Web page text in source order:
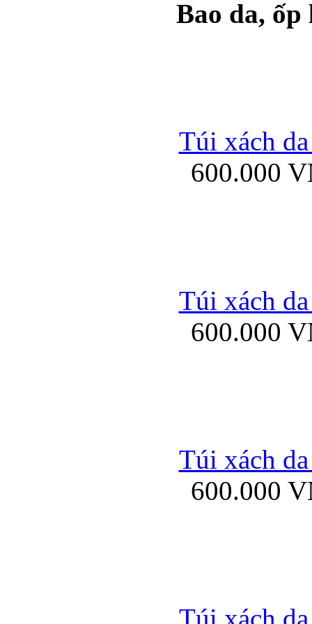
Ốp lưng silicon
Ốp lưng Samsung
Ốp lưng
Bao da,
Túi xách
600.000
Túi xách
600.000
Túi xách
600.000